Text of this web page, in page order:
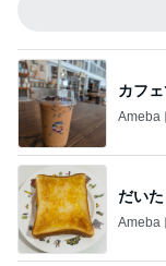
カフ
Ameba
だい
Ameba